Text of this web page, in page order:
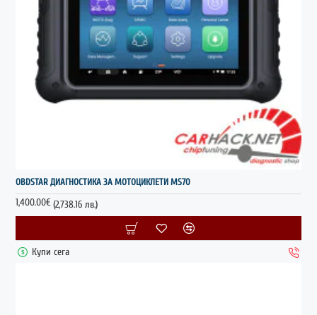
OBDSTAR ДИАГНОСТИКА ЗА МОТОЦИКЛЕТИ MS70
1,400.00€(2,738.16 лв.)
Купи сега